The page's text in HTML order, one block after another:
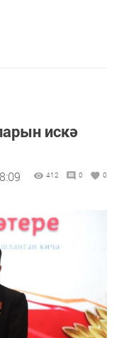
искә
412 0 0